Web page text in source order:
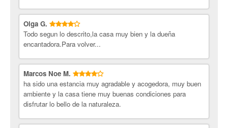
Olga G.
Todo segun lo descrito,la casa muy bien y la dueña
encantadora.Para volver...
Marcos Noe M.
ha sido una estancia muy agradable y acogedora, muy buen
ambiente y la casa tiene muy buenas condiciones para
disfrutar lo bello de la naturaleza.